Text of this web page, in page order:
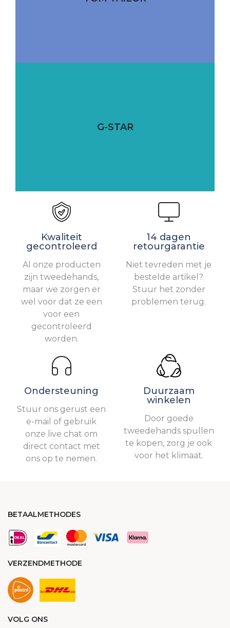
G-STAR
Kwaliteit
gecontroleerd
Al onze producten
zijn tweedehands,
maar we zorgen er
wel voor dat ze een
voor een
gecontroleerd
worden.
14 dagen
retourgarantie
Niet tevreden met je
bestelde artikel?
Stuur het zonder
problemen terug.
Ondersteuning
Stuur ons gerust een
e-mail of gebruik
onze live chat om
direct contact met
ons op te nemen.
Duurzaam
winkelen
Door goede
tweedehands spullen
te kopen, zorg je ook
voor het klimaat.
BETAALMETHODES
VERZENDMETHODE
VOLG ONS